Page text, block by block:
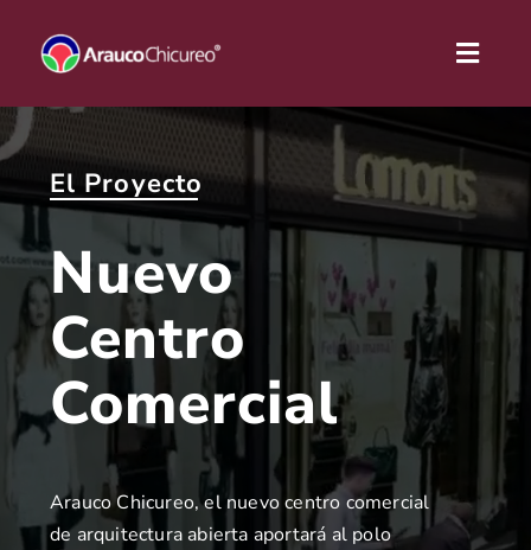
PROYECTO
COMUNIDAD Y SUSTENTABILIDAD
UBICACIÓN
OPERADORES
PLANO
NOTICIAS
El Proyecto
Nuevo
Centro
Comercial
Arauco Chicureo, el nuevo centro comercial
de arquitectura abierta aportará al polo